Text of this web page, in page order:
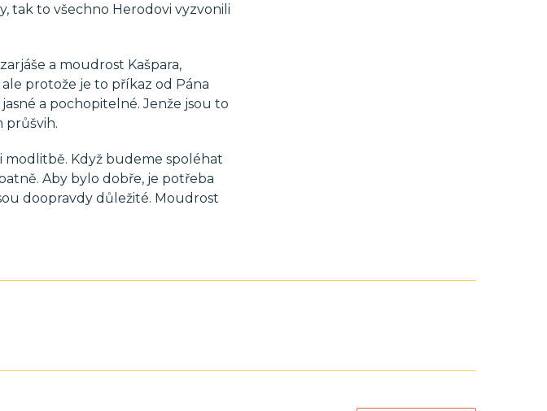
tak to všechno Herodovi vyzvonili
a moudrost Kašpara,
protože je to příkaz od Pána
a pochopitelné. Jenže jsou to
průšvih.
modlitbě. Když budeme spoléhat
Aby bylo dobře, je potřeba
doopravdy důležité. Moudrost